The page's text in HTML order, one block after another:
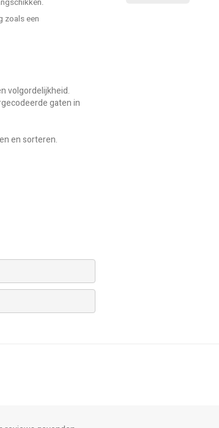
zoals een
volgordelijkheid.
gaten in
en sorteren.